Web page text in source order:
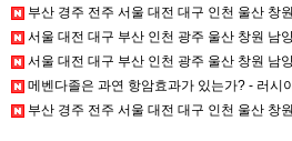
부산 경주 전주 서울 대전 대구 인천 울산 창원 양산 포항 천안 평택 용인 고양 성남 수원 일
서울 대전 대구 부산 인천 광주 울산 창원 남
서울 대전 대구 부산 인천 광주 울산 창원 남
메벤다졸은 과연 항암효과가 있는가? - 러시
부산 경주 전주 서울 대전 대구 인천 울산 창원 양산 포항 천안 평택 용인 고양 성남 수원 일